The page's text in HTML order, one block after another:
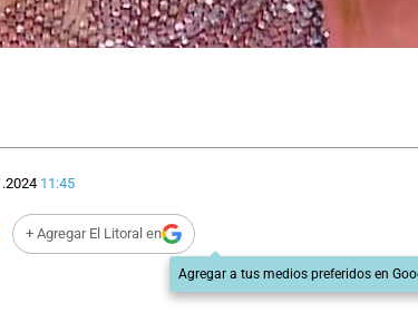
11:45
+ Agregar El Litoral en
Agregar a tus medios preferidos en